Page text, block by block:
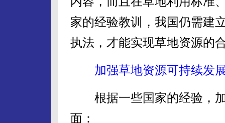
家的经验教训，我国仍需建
执法，才能实现草地资源的
加强草地资源可持续发
根据一些国家的经验，加
面：